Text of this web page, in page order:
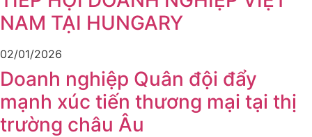
NAM TẠI HUNGARY
02/01/2026
Doanh nghiệp Quân đội đẩy
mạnh xúc tiến thương mại tại thị
trường châu Âu